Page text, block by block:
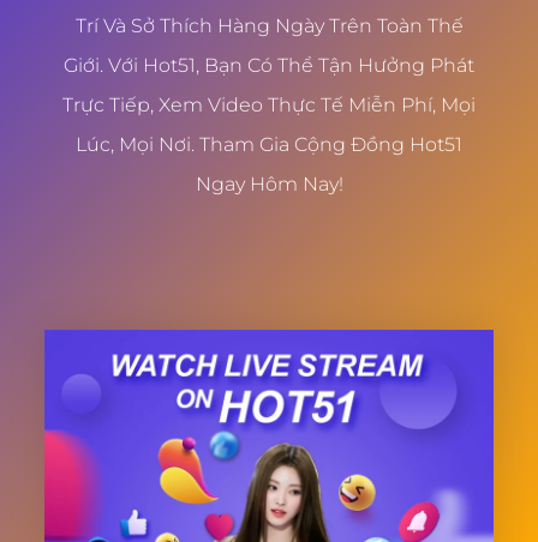
Trí Và Sở Thích Hàng Ngày Trên Toàn Thế
Giới. Với Hot51, Bạn Có Thể Tận Hưởng Phát
Trực Tiếp, Xem Video Thực Tế Miễn Phí, Mọi
Lúc, Mọi Nơi. Tham Gia Cộng Đồng Hot51
Ngay Hôm Nay!